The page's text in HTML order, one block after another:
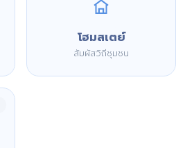
โฮมสเตย์
สัมผัสวิถีชุมชน